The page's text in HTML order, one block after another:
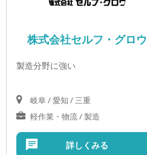
株式会社セルフ・グロウ
製造分野に強い
岐阜 / 愛知 / 三重
軽作業・物流 / 製造
詳しくみる